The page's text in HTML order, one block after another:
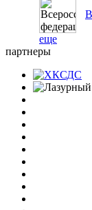
еще
партнеры